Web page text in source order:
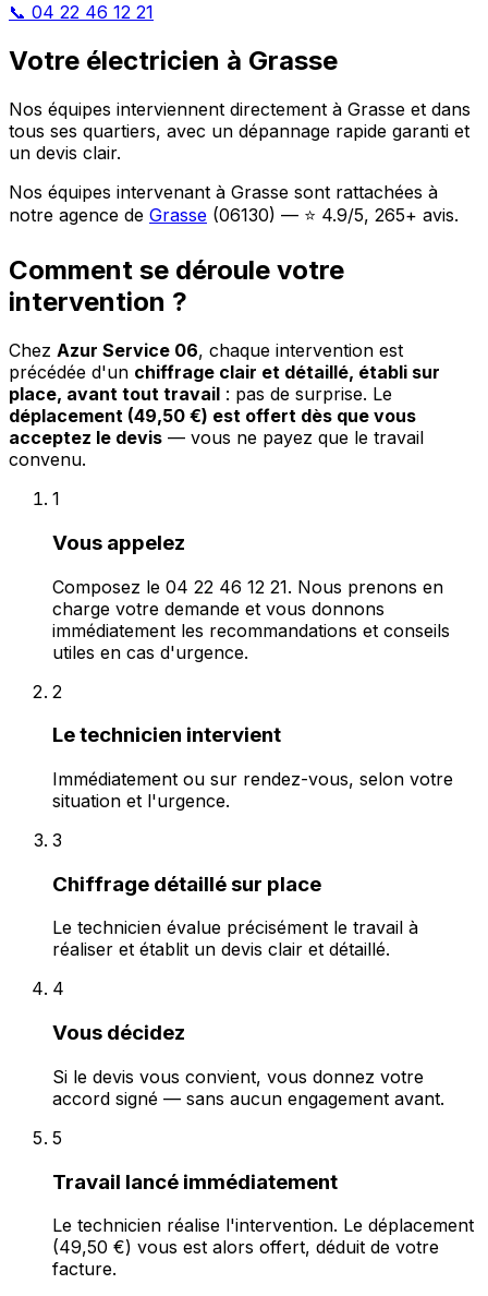
📞 04 22 46 12 21
Votre électricien à Grasse
Nos équipes interviennent directement à Grasse et dans
tous ses quartiers, avec un dépannage rapide garanti et
un devis clair.
Nos équipes intervenant à Grasse sont rattachées à
notre agence de Grasse (06130) — ⭐ 4.9/5, 265+ avis.
Comment se déroule votre
intervention ?
Chez Azur Service 06, chaque intervention est
précédée d'un chiffrage clair et détaillé, établi sur
place, avant tout travail : pas de surprise. Le
déplacement (49,50 €) est offert dès que vous
acceptez le devis — vous ne payez que le travail
convenu.
1
Vous appelez
Composez le 04 22 46 12 21. Nous prenons en
charge votre demande et vous donnons
immédiatement les recommandations et conseils
utiles en cas d'urgence.
2
Le technicien intervient
Immédiatement ou sur rendez-vous, selon votre
situation et l'urgence.
3
Chiffrage détaillé sur place
Le technicien évalue précisément le travail à
réaliser et établit un devis clair et détaillé.
4
Vous décidez
Si le devis vous convient, vous donnez votre
accord signé — sans aucun engagement avant.
5
Travail lancé immédiatement
Le technicien réalise l'intervention. Le déplacement
(49,50 €) vous est alors offert, déduit de votre
facture.